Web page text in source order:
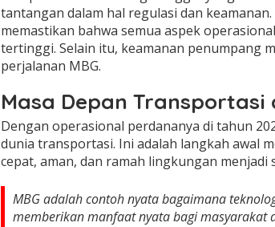
tantangan dalam hal regulasi dan
memastikan bahwa semua aspek
tertinggi. Selain itu, keamanan penumpang
perjalanan MBG.
Masa Depan Transportasi
Dengan operasional perdananya di tahun
dunia transportasi. Ini adalah langkah awal
cepat, aman, dan ramah lingkungan menjadi
MBG adalah contoh nyata bagaimana
memberikan manfaat nyata bagi masyarakat